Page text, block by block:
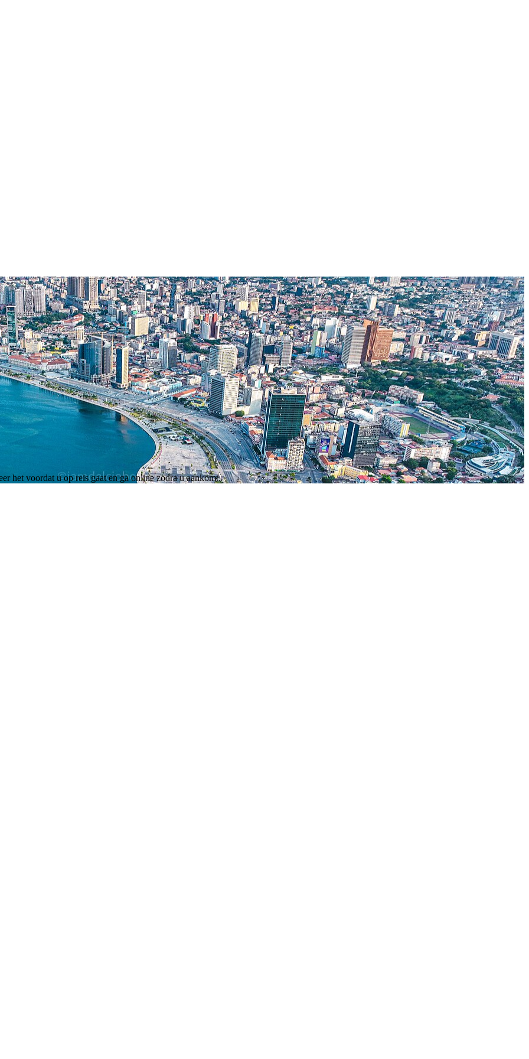
het voordat u op reis gaat en ga online zodra u aankomt.